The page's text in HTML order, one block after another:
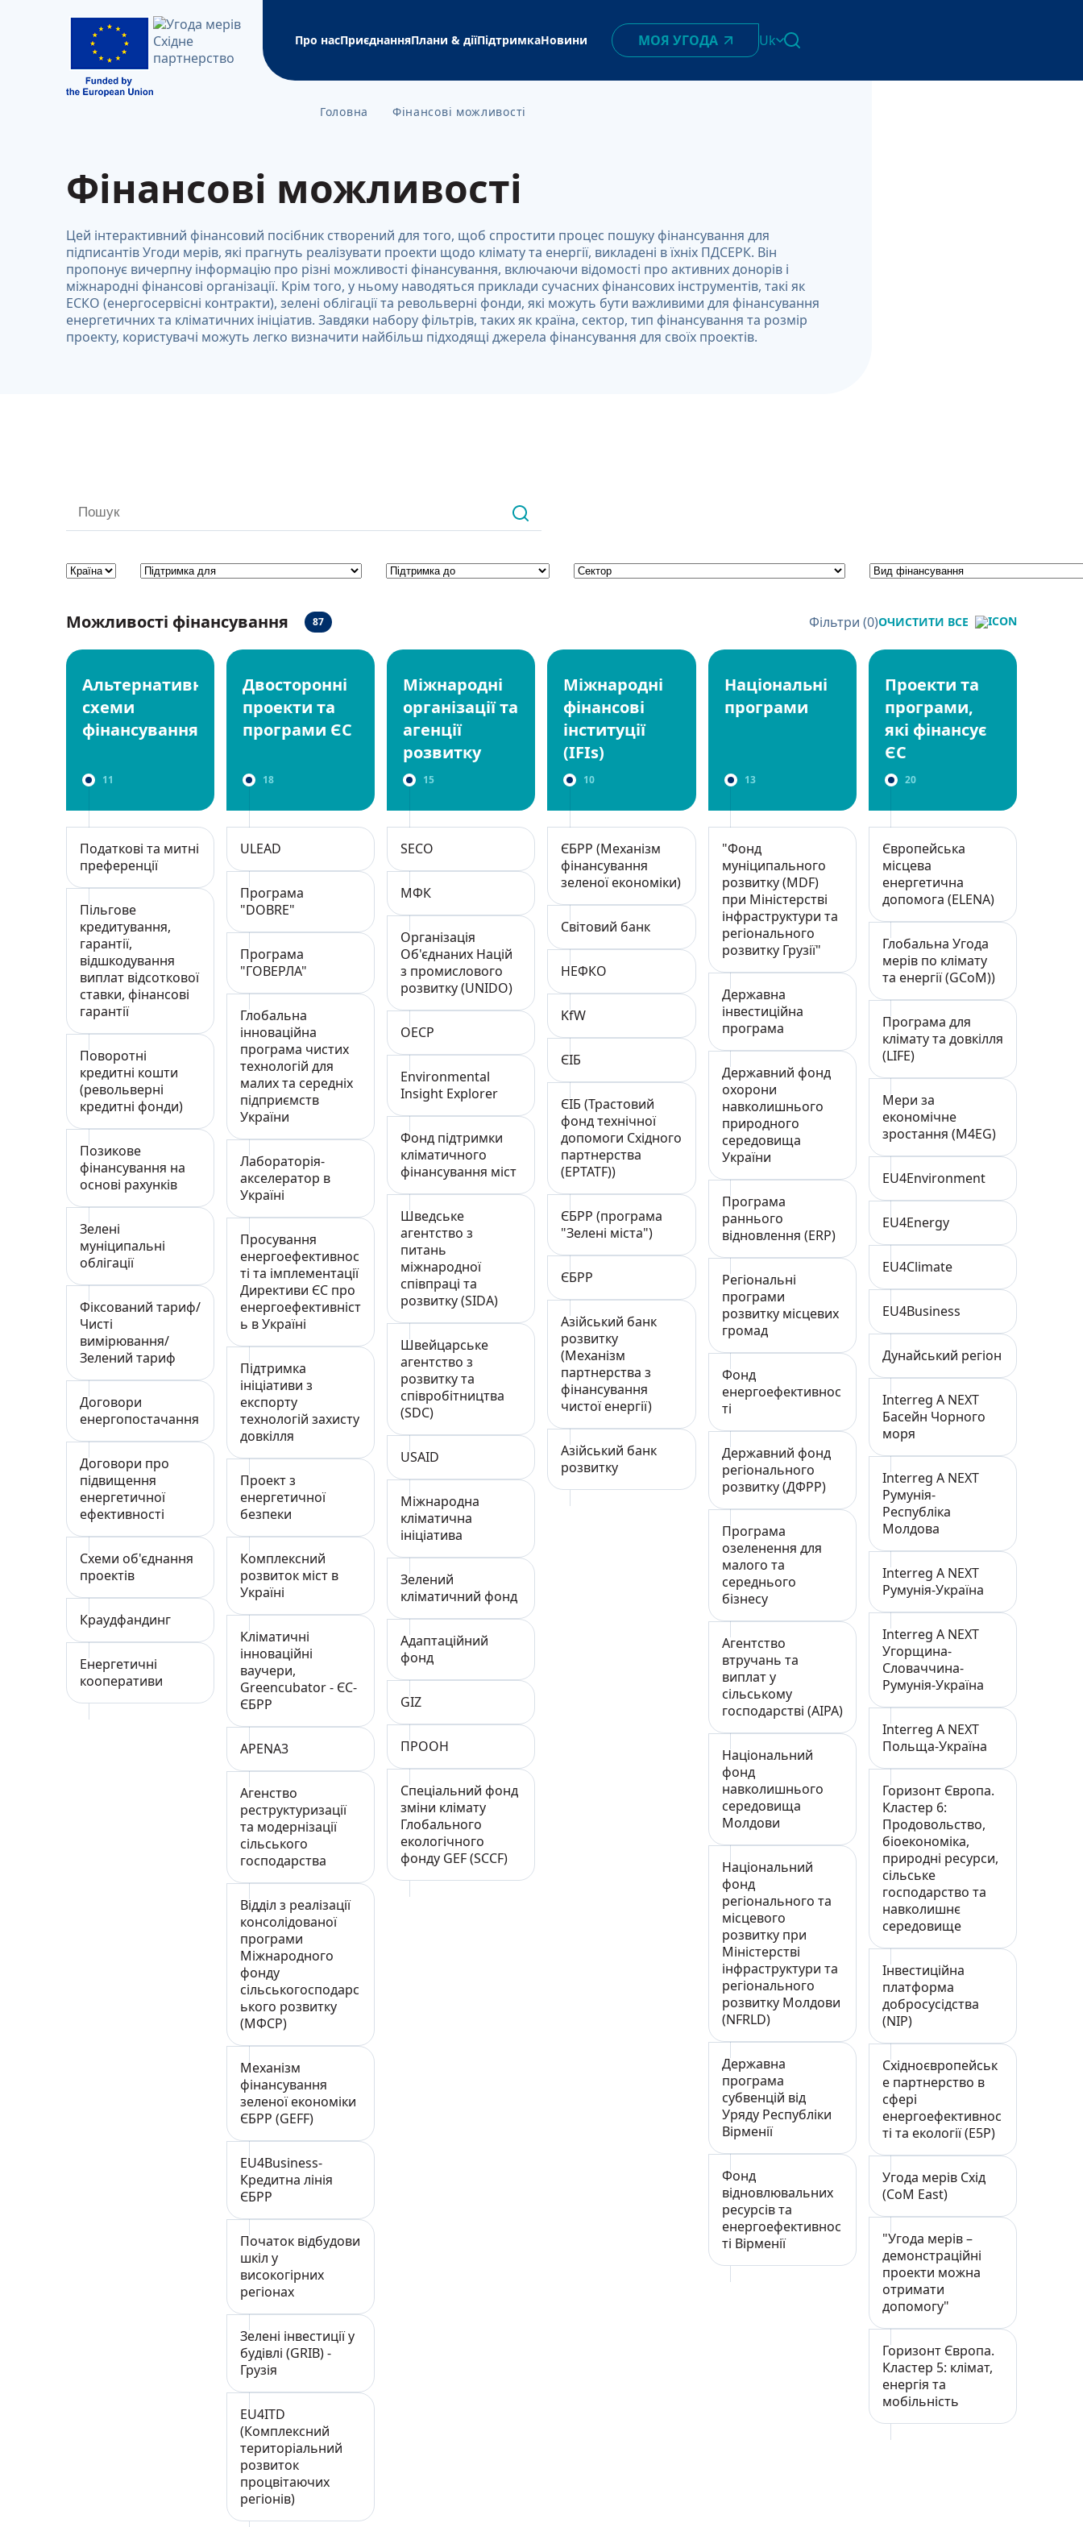
Про нас
Вірменія
Грузія
Молдова
Україна
Спільнота Угоди
Команда CoM East
Контакти
ПриєднанняПлани & діїПідтримка
Матеріали тренінгів
Інші документи
Муніципальний енергетичний
та кліматичний менеджмент
Фінансові можливості
База даних проектів
Комунікаційні
матеріали
Презентації
Інформаційні бюлетені
Публікації
Новини МОЯ УГОДА Uk
Головна Фінансові можливості
Фінансові можливості
Цей інтерактивний фінансовий посібник створений для того, щоб спростити процес пошуку фінансування для
підписантів Угоди мерів, які прагнуть реалізувати проекти щодо клімату та енергії, викладені в їхніх ПДСЕРК. Він
пропонує вичерпну інформацію про різні можливості фінансування, включаючи відомості про активних донорів і
міжнародні фінансові організації. Крім того, у ньому наводяться приклади сучасних фінансових інструментів, такі як
ЕСКО (енергосервісні контракти), зелені облігації та револьверні фонди, які можуть бути важливими для фінансування
енергетичних та кліматичних ініціатив. Завдяки набору фільтрів, таких як країна, сектор, тип фінансування та розмір
проекту, користувачі можуть легко визначити найбільш підходящі джерела фінансування для своїх проектів.
Можливості фінансування 87 Фільтри (0)ОЧИСТИТИ ВСЕ
Альтернативні
схеми
фінансування
11
Податкові та митні
преференції
Пільгове
кредитування,
гарантії,
відшкодування
виплат відсоткової
ставки, фінансові
гарантії
Поворотні
кредитні кошти
(револьверні
кредитні фонди)
Позикове
фінансування на
основі рахунків
Зелені
муніципальні
облігації
Фіксований тариф/
Чисті
вимірювання/
Зелений тариф
Договори
енергопостачання
Договори про
підвищення
енергетичної
ефективності
Схеми об'єднання
проектів
Краудфандинг
Енергетичні
кооперативи
Двосторонні
проекти та
програми ЄС
18
ULEAD
Програма
"DOBRE"
Програма
"ГОВЕРЛА"
Глобальна
інноваційна
програма чистих
технологій для
малих та середніх
підприємств
України
Лабораторія-
акселератор в
Україні
Просування
енергоефективнос
ті та імплементації
Директиви ЄС про
енергоефективніст
ь в Україні
Підтримка
ініціативи з
експорту
технологій захисту
довкілля
Проект з
енергетичної
безпеки
Комплексний
розвиток міст в
Україні
Кліматичні
інноваційні
ваучери,
Greencubator - ЄС-
ЄБРР
APENA3
Агенство
реструктуризації
та модернізації
сільського
господарства
Відділ з реалізації
консолідованої
програми
Міжнародного
фонду
сільськогосподарс
ького розвитку
(МФСР)
Механізм
фінансування
зеленої економіки
ЄБРР (GEFF)
EU4Business-
Кредитна лінія
ЄБРР
Початок відбудови
шкіл у
високогірних
регіонах
Зелені інвестиції у
будівлі (GRIB) -
Грузія
EU4ITD
(Комплексний
територіальний
розвиток
процвітаючих
регіонів)
Міжнародні
організації та
агенції
розвитку
15
SECO
МФК
Організація
Об'єднаних Націй
з промислового
розвитку (UNIDO)
ОЕСР
Environmental
Insight Explorer
Фонд підтримки
кліматичного
фінансування міст
Шведське
агентство з
питань
міжнародної
співпраці та
розвитку (SIDA)
Швейцарське
агентство з
розвитку та
співробітництва
(SDC)
USAID
Міжнародна
кліматична
ініціатива
Зелений
кліматичний фонд
Адаптаційний
фонд
GIZ
ПРООН
Спеціальний фонд
зміни клімату
Глобального
екологічного
фонду GEF (SCCF)
Міжнародні
фінансові
інституції
(IFIs)
10
ЄБРР (Механізм
фінансування
зеленої економіки)
Світовий банк
НЕФКО
KfW
ЄІБ
ЄІБ (Трастовий
фонд технічної
допомоги Східного
партнерства
(EPTATF))
ЄБРР (програма
"Зелені міста")
ЄБРР
Азійський банк
розвитку
(Механізм
партнерства з
фінансування
чистої енергії)
Азійський банк
розвитку
Національні
програми
13
"Фонд
муніципального
розвитку (MDF)
при Міністерстві
інфраструктури та
регіонального
розвитку Грузії"
Державна
інвестиційна
програма
Державний фонд
охорони
навколишнього
природного
середовища
України
Програма
раннього
відновлення (ERP)
Регіональні
програми
розвитку місцевих
громад
Фонд
енергоефективнос
ті
Державний фонд
регіонального
розвитку (ДФРР)
Програма
озеленення для
малого та
середнього
бізнесу
Агентство
втручань та
виплат у
сільському
господарстві (AIPA)
Національний
фонд
навколишнього
середовища
Молдови
Національний
фонд
регіонального та
місцевого
розвитку при
Міністерстві
інфраструктури та
регіонального
розвитку Молдови
(NFRLD)
Державна
програма
субвенцій від
Уряду Республіки
Вірменії
Фонд
відновлювальних
ресурсів та
енергоефективнос
ті Вірменії
Проекти та
програми,
які фінансує
ЄС
20
Європейська
місцева
енергетична
допомога (ELENA)
Глобальна Угода
мерів по клімату
та енергії (GCoM))
Програма для
клімату та довкілля
(LIFE)
Мери за
економічне
зростання (M4EG)
EU4Environment
EU4Energy
EU4Climate
EU4Business
Дунайський регіон
Interreg А NEXT
Басейн Чорного
моря
Interreg А NEXT
Румунія-
Республіка
Молдова
Interreg А NEXT
Румунія-Україна
Interreg А NEXT
Угорщина-
Словаччина-
Румунія-Україна
Interreg А NEXT
Польща-Україна
Горизонт Європа.
Кластер 6:
Продовольство,
біоекономіка,
природні ресурси,
сільське
господарство та
навколишнє
середовище
Інвестиційна
платформа
добросусідства
(NIP)
Східноєвропейськ
е партнерство в
сфері
енергоефективнос
ті та екології (E5P)
Угода мерів Схід
(CoM East)
"Угода мерів –
демонстраційні
проекти можна
отримати
допомогу"
Горизонт Європа.
Кластер 5: клімат,
енергія та
мобільність